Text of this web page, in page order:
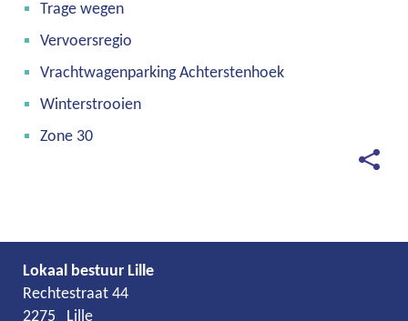
Trage wegen
Vervoersregio
Vrachtwagenparking Achterstenhoek
Winterstrooien
Zone 30
Lokaal bestuur Lille
Adres
Rechtestraat 44
2275
Lille
Tel.
E-
mail